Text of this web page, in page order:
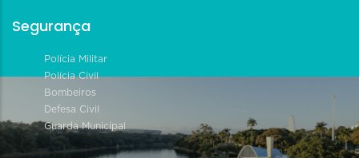
Segurança
Polícia Militar
Polícia Civil
Bombeiros
Defesa Civil
Guarda Municipal